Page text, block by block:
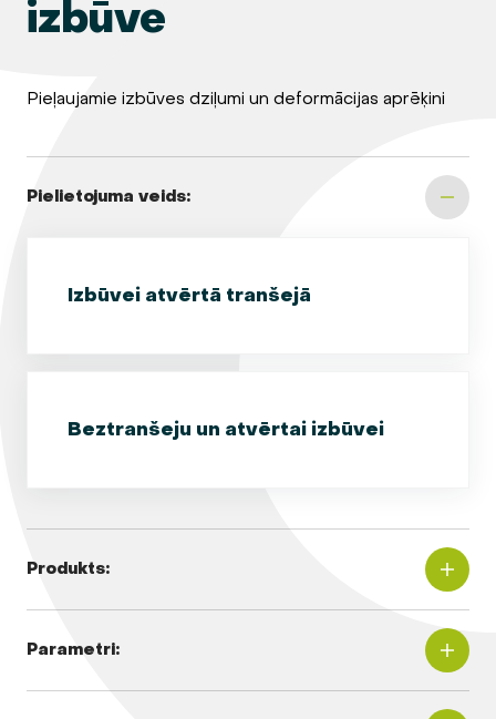
izbūve
Pieļaujamie izbūves dziļumi un deformācijas aprēķini
Pielietojuma veids:
Izbūvei atvērtā tranšejā
Beztranšeju un atvērtai izbūvei
Produkts:
Parametri: